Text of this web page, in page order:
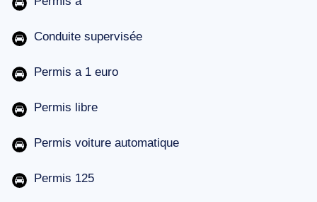
Conduite supervisée
Permis a 1 euro
Permis libre
Permis voiture automatique
Permis 125